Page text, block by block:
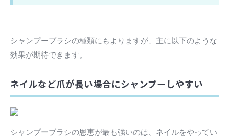
シャンプーブラシの種類にもよりますが、主に以下のような
効果が期待できます。
ネイルなど爪が長い場合にシャンプーしやすい
シャンプーブラシの恩恵が最も強いのは、ネイルをやってい